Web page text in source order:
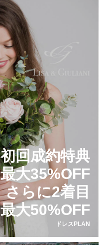
初回成約特典
最大35%OFF
さらに2着目
最大50%OFF
ドレスPLAN